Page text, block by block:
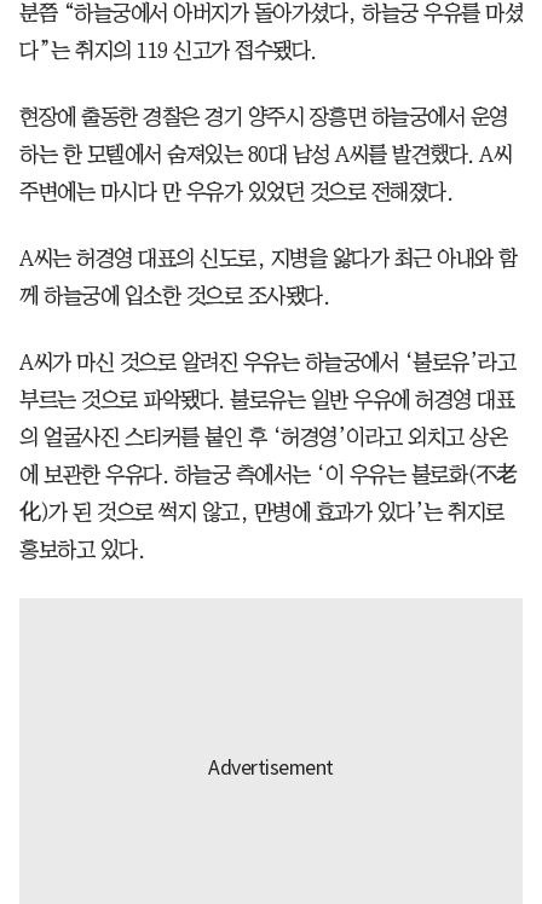
분쯤 “하늘궁에서 아버지가 돌아가셨다, 하늘궁 우유를 마셨
다”는 취지의 119 신고가 접수됐다.
현장에 출동한 경찰은 경기 양주시 장흥면 하늘궁에서 운영
하는 한 모텔에서 숨져있는 80대 남성 A씨를 발견했다. A씨
주변에는 마시다 만 우유가 있었던 것으로 전해졌다.
A씨는 허경영 대표의 신도로, 지병을 앓다가 최근 아내와 함
께 하늘궁에 입소한 것으로 조사됐다.
A씨가 마신 것으로 알려진 우유는 하늘궁에서 ‘불로유’라고
부르는 것으로 파악됐다. 불로유는 일반 우유에 허경영 대표
의 얼굴사진 스티커를 붙인 후 ‘허경영’이라고 외치고 상온
에 보관한 우유다. 하늘궁 측에서는 ‘이 우유는 불로화(不老
化)가 된 것으로 썩지 않고, 만병에 효과가 있다’는 취지로
홍보하고 있다.